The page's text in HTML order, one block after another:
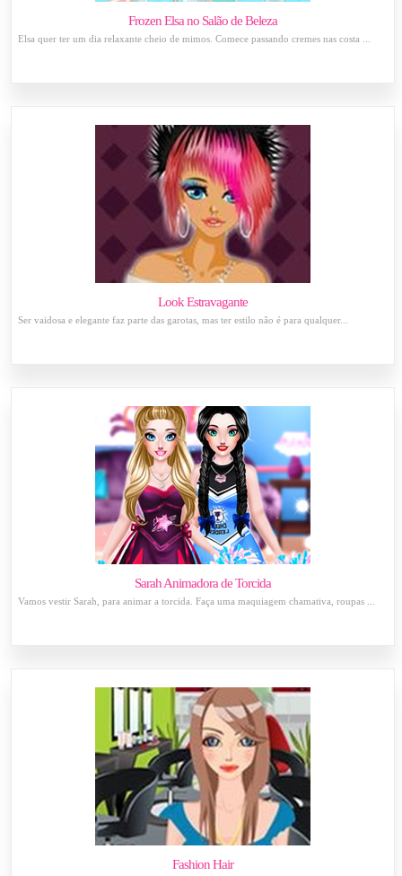
Frozen Elsa no Salão de Beleza
Elsa quer ter um dia relaxante cheio de mimos. Comece passando cremes nas costa ...
Look Estravagante
Ser vaidosa e elegante faz parte das garotas, mas ter estilo não é para qualquer...
Sarah Animadora de Torcida
Vamos vestir Sarah, para animar a torcida. Faça uma maquiagem chamativa, roupas ...
Fashion Hair